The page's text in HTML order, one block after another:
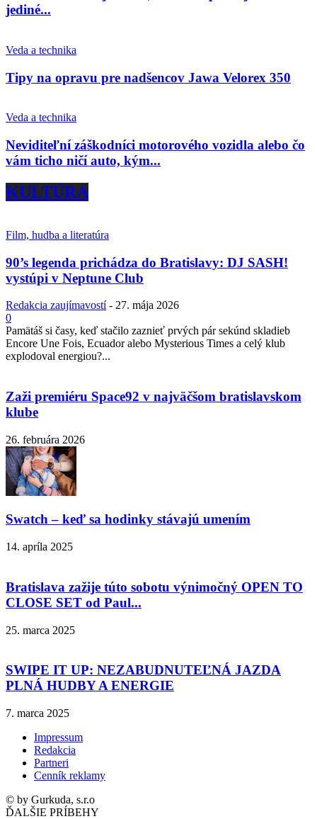
jediné...
Veda a technika
Tipy na opravu pre nadšencov Jawa Velorex 350
Veda a technika
Neviditeľní záškodníci motorového vozidla alebo čo
vám ticho ničí auto, kým...
KULTÚRA
Film, hudba a literatúra
90’s legenda prichádza do Bratislavy: DJ SASH!
vystúpi v Neptune Club
Redakcia zaujímavostí - 27. mája 2026
0
Pamätáš si časy, keď stačilo zaznieť prvých pár sekúnd skladieb
Encore Une Fois, Ecuador alebo Mysterious Times a celý klub
explodoval energiou?...
Zaži premiéru Space92 v najväčšom bratislavskom
klube
26. februára 2026
Swatch – keď sa hodinky stávajú umením
14. apríla 2025
Bratislava zažije túto sobotu výnimočný OPEN TO
CLOSE SET od Paul...
25. marca 2025
SWIPE IT UP: NEZABUDNUTEĽNÁ JAZDA
PLNÁ HUDBY A ENERGIE
7. marca 2025
Impressum
Redakcia
Partneri
Cenník reklamy
© by Gurkuda, s.r.o
ĎALŠIE PRÍBEHY